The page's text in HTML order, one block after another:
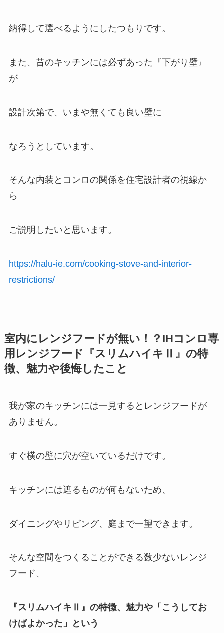
納得して選べるようにしたつもりです。
また、昔のキッチンには必ずあった 『下がり壁』
が
設計次第で、 いまや無くても良い壁に
なろうとしています。
そんな内装とコンロの関係を住宅設計者の視線か
ら
ご説明したいと思います。
https://halu-ie.com/cooking-stove-and-interior-
restrictions/
室内にレンジフードが無い！？IHコンロ専
用レンジフード『スリムハイキⅡ』の特
徴、魅力や後悔したこと
我が家のキッチンには一見すると レンジフードが
ありません。
すぐ横の壁に穴が空いているだけです。
キッチンには遮るものが何もないため、
ダイニングやリビング、庭まで一望できます。
そんな空間をつくることができる数少ないレンジ
フード、
『スリムハイキⅡ』の特徴、魅力や「こうしてお
けばよかった」という